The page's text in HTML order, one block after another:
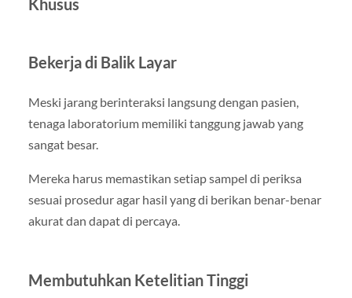
Khusus
Bekerja di Balik Layar
Meski jarang berinteraksi langsung dengan pasien,
tenaga laboratorium memiliki tanggung jawab yang
sangat besar.
Mereka harus memastikan setiap sampel di periksa
sesuai prosedur agar hasil yang di berikan benar-benar
akurat dan dapat di percaya.
Membutuhkan Ketelitian Tinggi